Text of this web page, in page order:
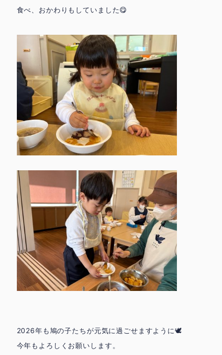
食べ、おかわりもしていました😋
2026年も鳩の子たちが元気に過ごせますように🕊️
今年もよろしくお願いします。